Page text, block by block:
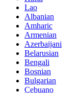
Lao
Albanian
Amharic
Armenian
Azerbaijani
Belarusian
Bengali
Bosnian
Bulgarian
Cebuano